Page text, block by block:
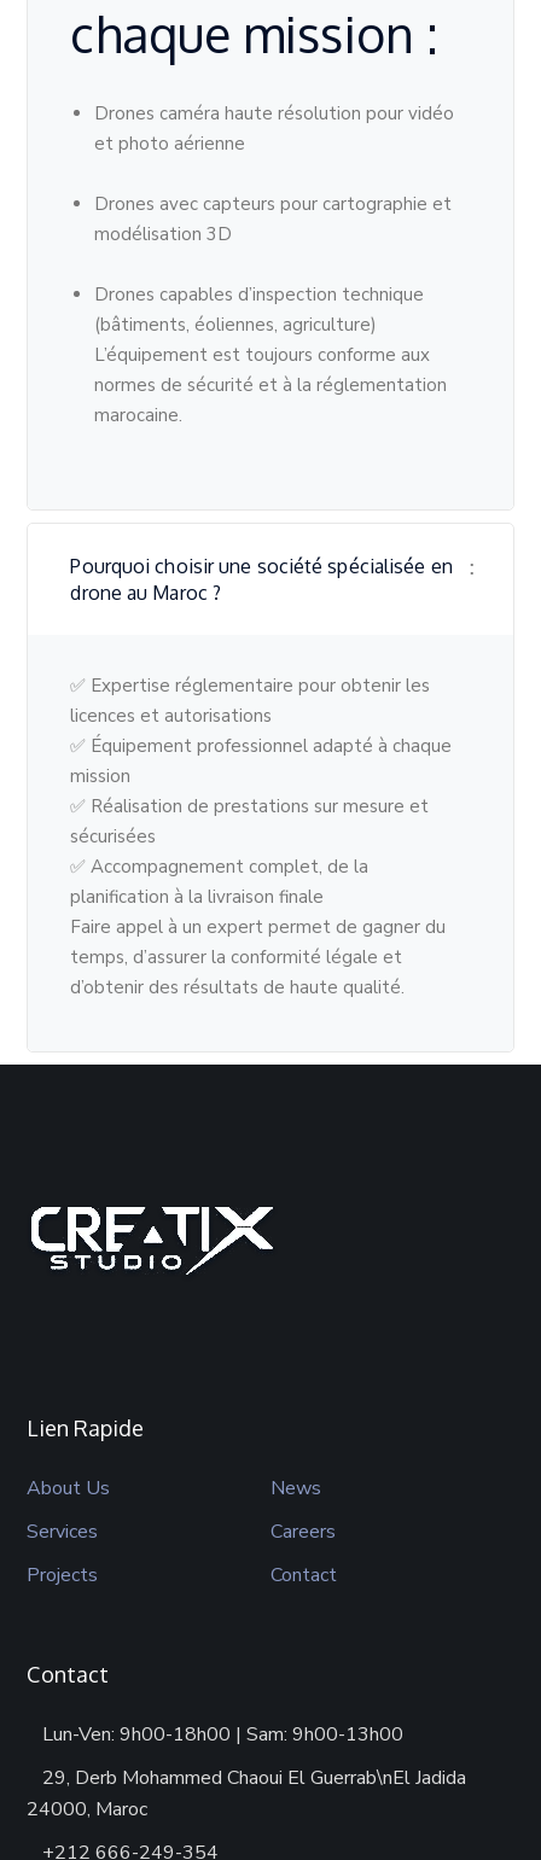
chaque mission :
Drones caméra haute résolution pour vidéo
et photo aérienne
Drones avec capteurs pour cartographie et
modélisation 3D
Drones capables d’inspection technique
(bâtiments, éoliennes, agriculture)
L’équipement est toujours conforme aux
normes de sécurité et à la réglementation
marocaine.
Pourquoi choisir une société spécialisée en
drone au Maroc ?
✅ Expertise réglementaire pour obtenir les
licences et autorisations
✅ Équipement professionnel adapté à chaque
mission
✅ Réalisation de prestations sur mesure et
sécurisées
✅ Accompagnement complet, de la
planification à la livraison finale
Faire appel à un expert permet de gagner du
temps, d’assurer la conformité légale et
d’obtenir des résultats de haute qualité.
Lien Rapide
About Us
News
Services
Careers
Projects
Contact
Contact
Lun-Ven: 9h00-18h00 | Sam: 9h00-13h00
29, Derb Mohammed Chaoui El Guerrab\nEl Jadida
24000, Maroc
+212 666-249-354